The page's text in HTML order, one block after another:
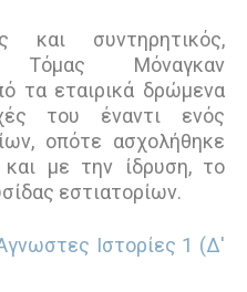
και συντηρητικός,
Τόµας Μόναγκαν
τα εταιρικά δρώμενα
του έναντι ενός
οπότε ασχολήθηκε
με την ίδρυση, το
εστιατορίων.
Ιστορίες 1 (Δ'